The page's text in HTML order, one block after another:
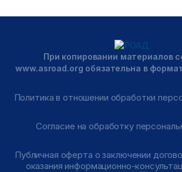
При копировании материалов
www.asroad.org обязательна в
Политика в отношении обработки
Согласие на обработку
Публичная оферта о заключении
оказания информационно-